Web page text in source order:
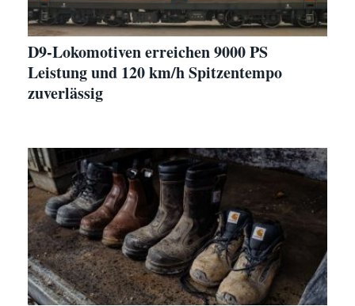
D9-Lokomotiven erreichen 9000 PS
Leistung und 120 km/h Spitzentempo
zuverlässig